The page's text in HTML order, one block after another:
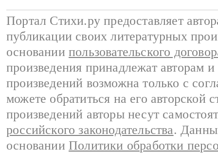
Портал Стихи.ру предоставляет
публикации своих литературных
основании пользовательского
произведения принадлежат авторам
произведений возможна только с
можете обратиться на его авторской
произведений авторы несут
российского законодательства.
основании Политики обработки